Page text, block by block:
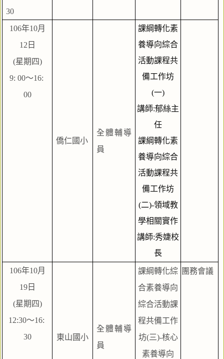
30
106年10月
12日
(星期四)
9: 00～16:
00
僑仁國小
全體輔導
員
課綱轉化素
養導向綜合
活動課程共
備工作坊
(一)
講師:郁絲主
任
課綱轉化素
養導向綜合
活動課程共
備工作坊
(二)-領域教
學相關實作
講師:秀婕校
長
106年10月
19日
(星期四)
12:30～16:
30
東山國小
全體輔導
員
課綱轉化綜
合素養導向
綜合活動課
程共備工作
坊(三)-核心
素養導向
團務會議